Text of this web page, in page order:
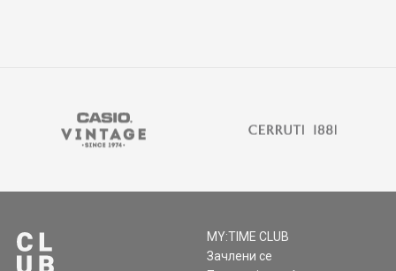
MY:TIME CLUB
Зачлени се